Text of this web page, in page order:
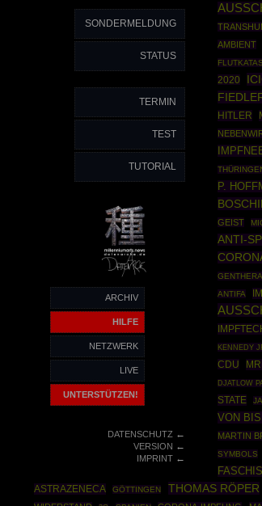
SONDERMELDUNG
STATUS
TERMIN
TEST
TUTORIAL
ARCHIV
HILFE
NETZWERK
LIVE
UNTERSTÜTZEN!
DATENSCHUTZ←
VERSION ←
IMPRINT←
AMBIENT
2020
HITLER
P.
GEIST
ANTI-
ANTIFA
KENNEDY
CDU
DJATLOW
STATE
VON
MARTIN
SYMBOLS
ASTRAZENECA GÖTTINGEN THOMAS RÖPER